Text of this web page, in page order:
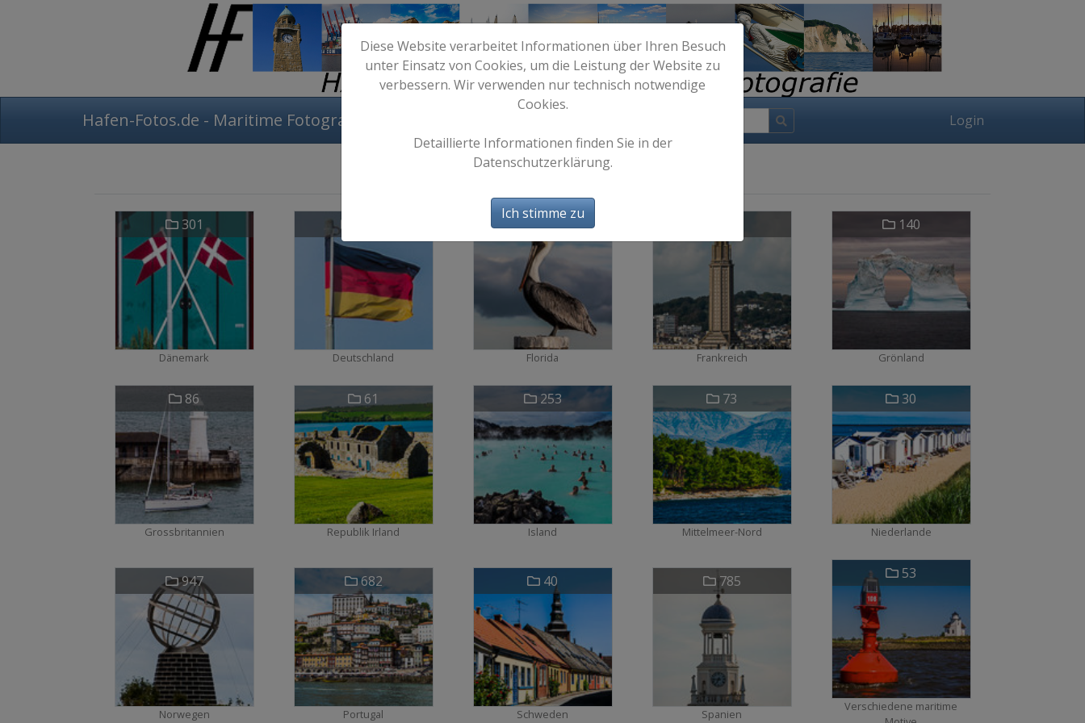
Hafen-Fotos.de - Maritime Fotografie Login
Bilder
301
Dänemark Deutschland
476
Florida Frankreich
140
Grönland
86
Grossbritannien
61
Republik Irland
253
Island
73
Mittelmeer-Nord
30
Niederlande
947
Norwegen
682
Portugal
40
Schweden
785
Spanien
53
Verschiedene maritime
Diese Website verarbeitet Informationen über Ihren Besuch
unter Einsatz von Cookies, um die Leistung der Website zu
verbessern. Wir verwenden nur technisch notwendige
Cookies.
Detaillierte Informationen finden Sie in der
Datenschutzerklärung.
Ich stimme zu